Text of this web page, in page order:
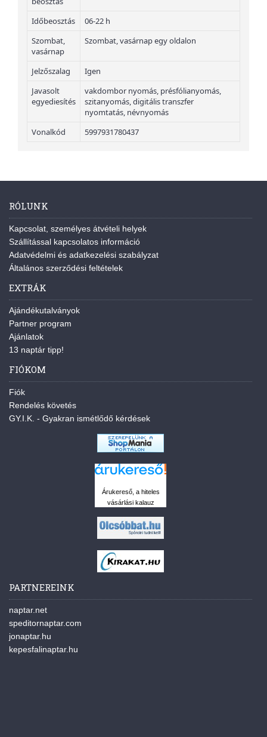
Időbeosztás
06-22 h
Szombat,
vasárnap
Szombat, vasárnap egy oldalon
Jelzőszalag
Igen
Javasolt
egyediesítés
vakdombor nyomás, présfólianyomás,
szitanyomás, digitális transzfer
nyomtatás, névnyomás
Vonalkód
5997931780437
RÓLUNK
Kapcsolat, személyes átvételi helyek
Szállítással kapcsolatos információ
Adatvédelmi és adatkezelési szabályzat
Általános szerződési feltételek
EXTRÁK
Ajándékutalványok
Partner program
Ajánlatok
13 naptár tipp!
FIÓKOM
Fiók
Rendelés követés
GY.I.K. - Gyakran ismétlődő kérdések
Árukereső, a hiteles
vásárlási kalauz
PARTNEREINK
naptar.net
speditornaptar.com
jonaptar.hu
kepesfalinaptar.hu